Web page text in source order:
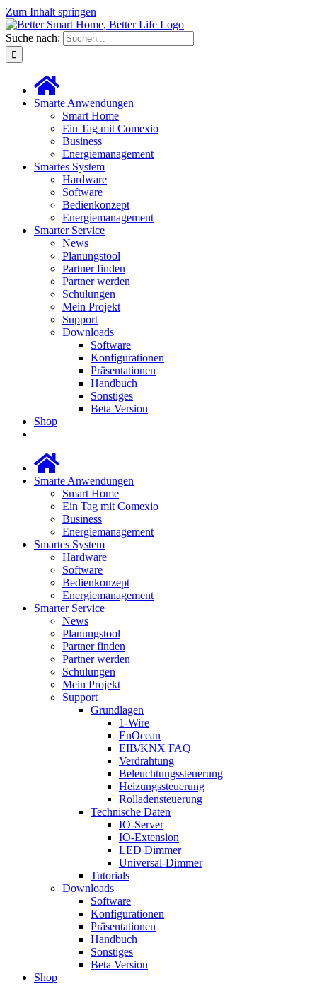
Zum Inhalt springen
Suche nach:
Smarte Anwendungen
Smart Home
Ein Tag mit Comexio
Business
Energiemanagement
Smartes System
Hardware
Software
Bedienkonzept
Energiemanagement
Smarter Service
News
Planungstool
Partner finden
Partner werden
Schulungen
Mein Projekt
Support
Downloads
Software
Konfigurationen
Präsentationen
Handbuch
Sonstiges
Beta Version
Shop
Smarte Anwendungen
Smart Home
Ein Tag mit Comexio
Business
Energiemanagement
Smartes System
Hardware
Software
Bedienkonzept
Energiemanagement
Smarter Service
News
Planungstool
Partner finden
Partner werden
Schulungen
Mein Projekt
Support
Grundlagen
1-Wire
EnOcean
EIB/KNX FAQ
Verdrahtung
Beleuchtungssteuerung
Heizungssteuerung
Rolladensteuerung
Technische Daten
IO-Server
IO-Extension
LED Dimmer
Universal-Dimmer
Tutorials
Downloads
Software
Konfigurationen
Präsentationen
Handbuch
Sonstiges
Beta Version
Shop